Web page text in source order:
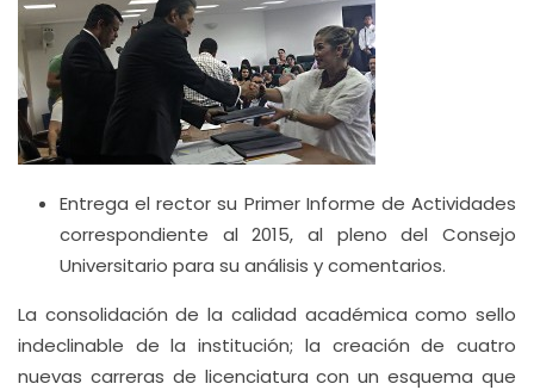
Entrega el rector su Primer Informe de Actividades
correspondiente al 2015, al pleno del Consejo
Universitario para su análisis y comentarios.
La consolidación de la calidad académica como sello
indeclinable de la institución; la creación de cuatro
nuevas carreras de licenciatura con un esquema que